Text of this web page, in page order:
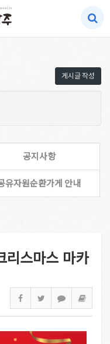
게시글 작성
공지사항
유자원순환가게 안내
리스마스 마카